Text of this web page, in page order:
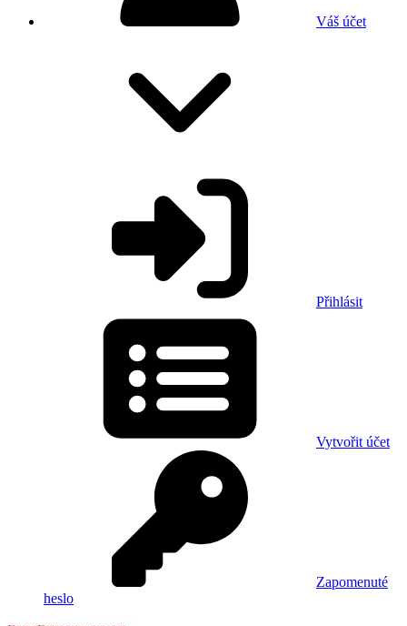
Váš účet
Přihlásit
Vytvořit účet
Zapomenuté
heslo